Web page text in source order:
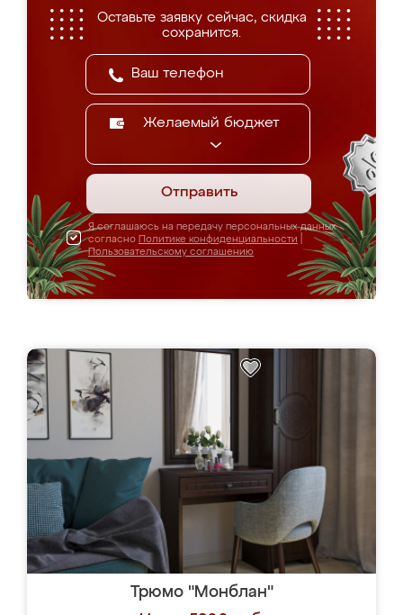
Оставьте заявку сейчас, скидка
сохранится.
Желаемый бюджет
Отправить
Я соглашаюсь на передачу персональных данных
согласно Политике конфиденциальности
Пользовательскому соглашению
Трюмо "Монблан"